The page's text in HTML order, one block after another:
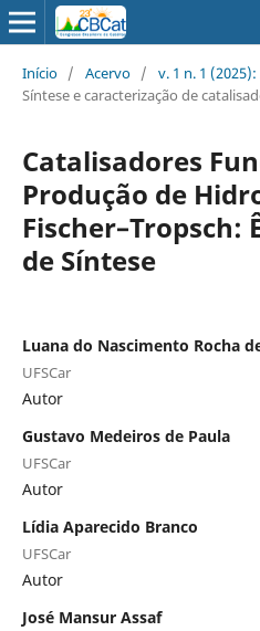
Início / Acervo / v. 1 n. 1 (2025):
Síntese e caracterização de
Catalisadores
Produção de
Fischer–Tropsch:
de Síntese
Luana do Nascimento Rocha
UFSCar
Autor
Gustavo Medeiros de Paula
UFSCar
Autor
Lídia Aparecido Branco
UFSCar
Autor
José Mansur Assaf